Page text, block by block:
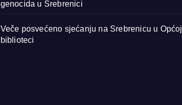
genocida u Srebrenici
Veče posvećeno sjećanju na Srebrenicu u Općoj
biblioteci